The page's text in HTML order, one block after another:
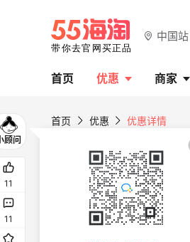
中国站
首页 优惠 商家
首页 优惠 优惠详情
11
11